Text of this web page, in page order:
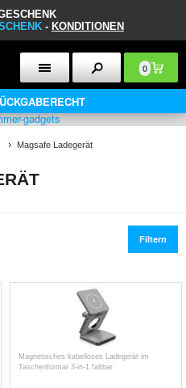
- KONDITIONEN
0
Magsafe Ladegerät
Filtern
Magnetisches kabelloses Ladegerät im
Taschenformat 3-in-1 faltbar